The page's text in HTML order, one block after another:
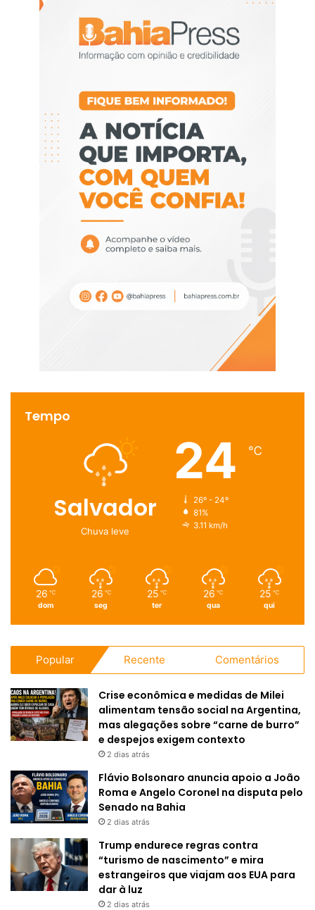
Tempo
Salvador
Chuva leve
24 ℃
26º - 24º
81%
3.11 km/h
26 ℃
dom
26 ℃
seg
25 ℃
ter
26 ℃
qua
25 ℃
qui
Popular Recente Comentários
Crise econômica e medidas de Milei
alimentam tensão social na Argentina,
mas alegações sobre “carne de burro”
e despejos exigem contexto
2 dias atrás
Flávio Bolsonaro anuncia apoio a João
Roma e Angelo Coronel na disputa pelo
Senado na Bahia
2 dias atrás
Trump endurece regras contra
“turismo de nascimento” e mira
estrangeiros que viajam aos EUA para
dar à luz
2 dias atrás